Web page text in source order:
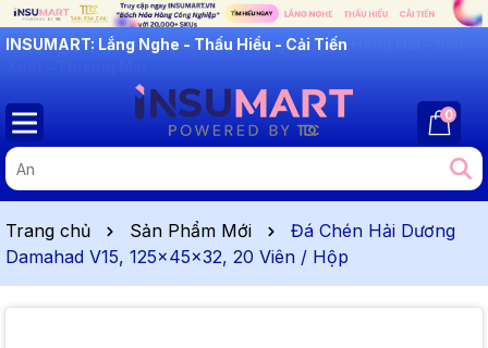
INSUMART: Lắng Nghe - Thấu Hiểu - Cải Tiến
0
Trang chủ Sản Phẩm Mới
Đá Chén Hải Dương
Damahad V15, 125x45x32, 20 Viên / Hộp